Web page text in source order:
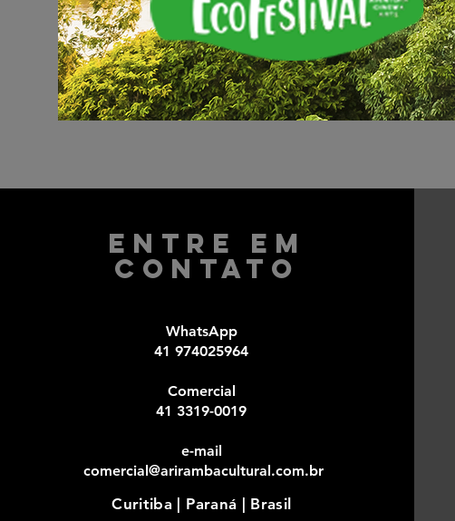
Entre em
Contato
WhatsApp
41 974025964
Comercial​
41 3319-0019
e-mail
comercial@arirambacultural.com.br
Curitiba | Paraná | Brasil